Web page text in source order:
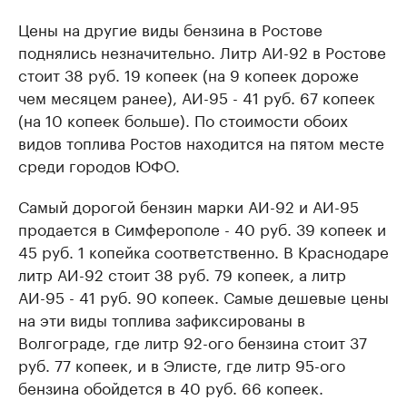
Цены на другие виды бензина в Ростове
поднялись незначительно. Литр АИ-92 в Ростове
стоит 38 руб. 19 копеек (на 9 копеек дороже
чем месяцем ранее), АИ-95 - 41 руб. 67 копеек
(на 10 копеек больше). По стоимости обоих
видов топлива Ростов находится на пятом месте
среди городов ЮФО.
Самый дорогой бензин марки АИ-92 и АИ-95
продается в Симферополе - 40 руб. 39 копеек и
45 руб. 1 копейка соответственно. В Краснодаре
литр АИ-92 стоит 38 руб. 79 копеек, а литр
АИ-95 - 41 руб. 90 копеек. Самые дешевые цены
на эти виды топлива зафиксированы в
Волгограде, где литр 92-ого бензина стоит 37
руб. 77 копеек, и в Элисте, где литр 95-ого
бензина обойдется в 40 руб. 66 копеек.